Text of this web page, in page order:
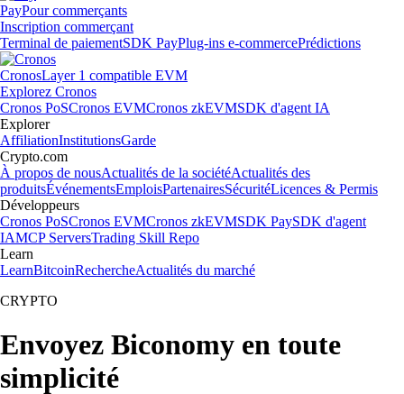
PayPour commerçants
Inscription commerçant
Terminal de paiementSDK PayPlug-ins e-commercePrédictions
CronosLayer 1 compatible EVM
Explorez Cronos
Cronos PoSCronos EVMCronos zkEVMSDK d'agent IA
Explorer
AffiliationInstitutionsGarde
Crypto.com
À propos de nousActualités de la sociétéActualités des
produitsÉvénementsEmploisPartenairesSécuritéLicences & Permis
Développeurs
Cronos PoSCronos EVMCronos zkEVMSDK PaySDK d'agent
IAMCP ServersTrading Skill Repo
Learn
LearnBitcoinRechercheActualités du marché
CRYPTO
Envoyez Biconomy en toute
simplicité